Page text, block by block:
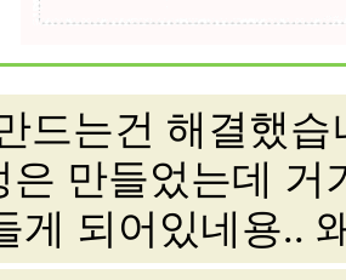
드는건 해결했
은 만들었는데 거
게 되어있네용..